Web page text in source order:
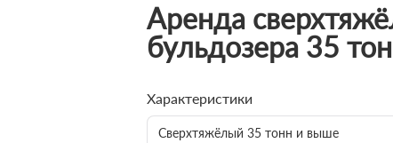
Аренда
бульдозера 35
Характеристики
Сверхтяжёлый 35 тонн и выше